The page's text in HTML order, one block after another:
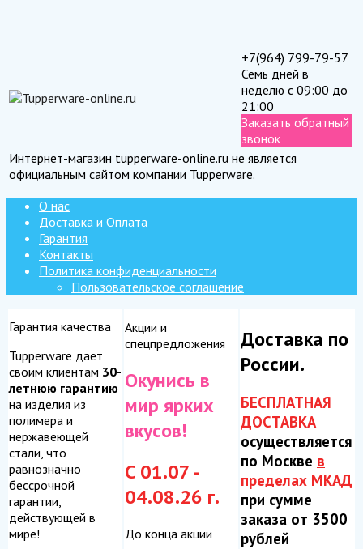
+7(964) 799-79-57
Семь дней в
неделю с 09:00 до
21:00
Заказать обратный
звонок
Интернет-магазин tupperware-online.ru не является
официальным сайтом компании Tupperware.
О нас
Доставка и Оплата
Гарантия
Контакты
Политика конфиденциальности
Пользовательское соглашение
Гарантия качества
Tupperware дает
своим клиентам 30-
летнюю гарантию
на изделия из
полимера и
нержавеющей
стали, что
равнозначно
бессрочной
гарантии,
действующей в
мире!
Акции и
спецпредложения
Окунись в
мир ярких
вкусов!
С 01.07 -
04.08.26 г.
До конца акции
Доставка по
России.
БЕСПЛАТНАЯ
ДОСТАВКА
осуществляется
по Москве в
пределах МКАД
при сумме
заказа от 3500
рублей